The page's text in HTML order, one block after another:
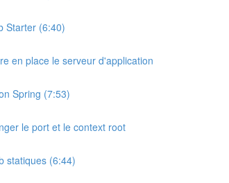
Starter (6:40)
en place le serveur d'application
Spring (7:53)
le port et le context root
statiques (6:44)